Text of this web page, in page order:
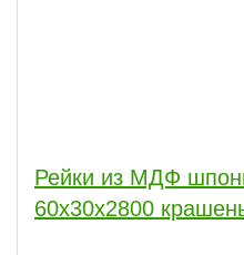
Рейки из МДФ
60х30х2800